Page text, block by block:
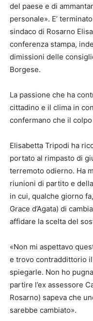
del paese e di
personale». E’
sindaco di Rosarno
conferenza stampa,
dimissioni delle
Borgese.
La passione che ha
cittadino e il clima in
confermano che il
Elisabetta Tripodi ha
portato al rimpasto di
terremoto odierno. Ha
riunioni di partito e
in cui, qualche giorno
Grace d’Agata) di
affidare la scelta del
«Non mi aspettavo
e trovo contraddittorio
spiegarle. Non ho
partire l’ex assessore
Rosarno) sapeva che
sarebbe cambiato».